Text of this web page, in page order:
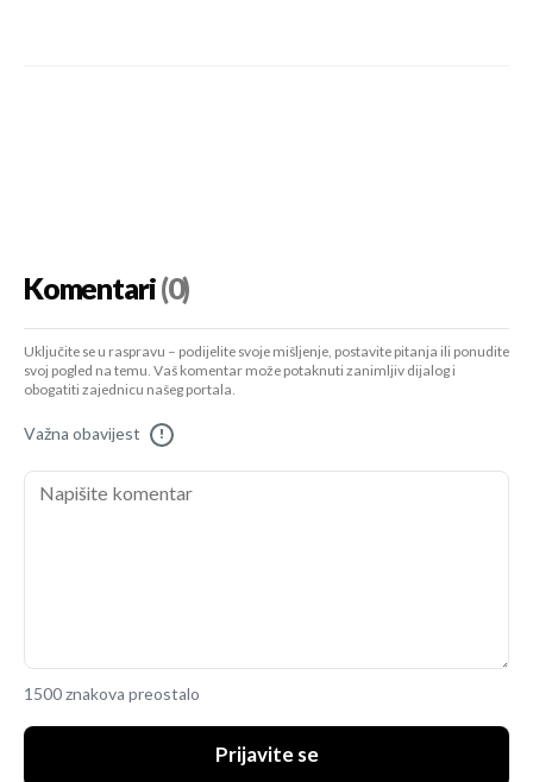
Komentari(0)
Uključite se u raspravu – podijelite svoje mišljenje, postavite pitanja ili ponudite
svoj pogled na temu. Vaš komentar može potaknuti zanimljiv dijalog i
obogatiti zajednicu našeg portala.
Važna obavijest !
1500 znakova preostalo
Prijavite se